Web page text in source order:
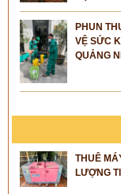
PHUN
VỆ SỨC
QUẢNG
THUÊ
LƯỢNG